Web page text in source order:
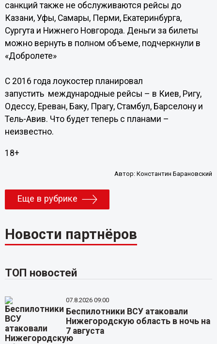
санкций также не обслуживаются рейсы до
Казани, Уфы, Самары, Перми, Екатеринбурга,
Сургута и Нижнего Новгорода. Деньги за билеты
можно вернуть в полном объеме, подчеркнули в
«Добролете»
С 2016 года лоукостер планировал
запустить международные рейсы – в Киев, Ригу,
Одессу, Ереван, Баку, Прагу, Стамбул, Барселону и
Тель-Авив. Что будет теперь с планами –
неизвестно.
18+
Автор:Константин Барановский
Еще в рубрике
Новости партнёров
ТОП новостей
07.8.2026 09:00
Беспилотники ВСУ атаковали
Нижегородскую область в ночь на
7 августа